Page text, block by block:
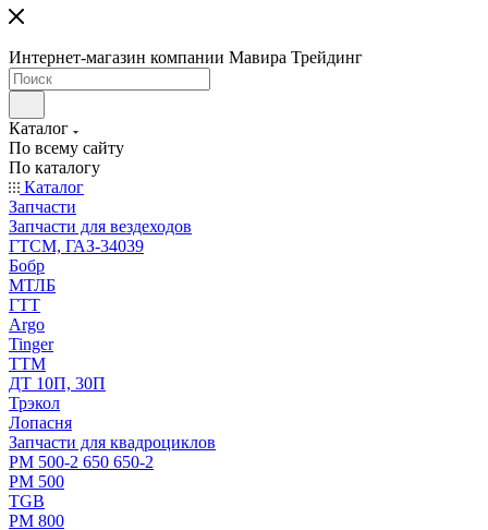
Интернет-магазин компании Мавира Трейдинг
Каталог
По всему сайту
По каталогу
Каталог
Запчасти
Запчасти для вездеходов
ГТСМ, ГАЗ-34039
Бобр
МТЛБ
ГТТ
Argo
Tinger
ТТМ
ДТ 10П, 30П
Трэкол
Лопасня
Запчасти для квадроциклов
РМ 500-2 650 650-2
РМ 500
TGB
РМ 800